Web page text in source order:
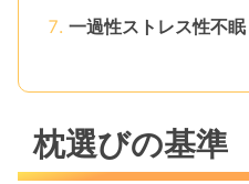
一過性ストレス性不眠
枕選びの基準